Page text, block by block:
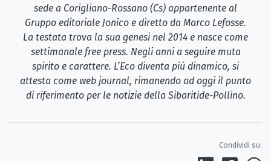
sede a Corigliano-Rossano (Cs) appartenente al
Gruppo editoriale Jonico e diretto da Marco Lefosse.
La testata trova la sua genesi nel 2014 e nasce come
settimanale free press. Negli anni a seguire muta
spirito e carattere. L’Eco diventa più dinamico, si
attesta come web journal, rimanendo ad oggi il punto
di riferimento per le notizie della Sibaritide-Pollino.
Condividi su: